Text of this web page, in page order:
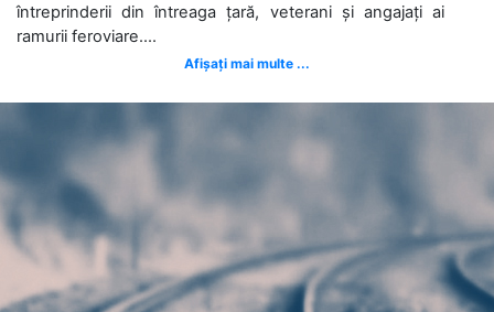
întreprinderii din întreaga țară, veterani și angajați ai
ramurii feroviare....
Afișați mai multe ...